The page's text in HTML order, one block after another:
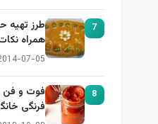
7
طرز تهيه
همراه
07-05
8
فوت و فن
فرنگی